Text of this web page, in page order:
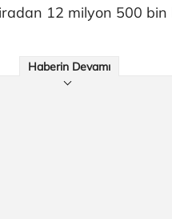
12 milyon 500 bin
Haberin Devamı